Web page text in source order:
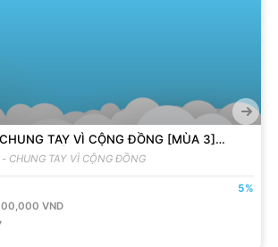
TAY VÌ CỘNG ĐỒNG [MÙA 3]
200 EM MỒ CÔI
CHUNG TAY VÌ CỘNG ĐỒNG
5%
VND